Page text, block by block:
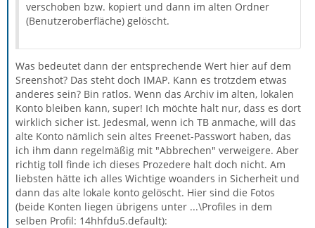
verschoben bzw. kopiert und dann im alten Ordner
(Benutzeroberfläche) gelöscht.
Was bedeutet dann der entsprechende Wert hier auf dem
Sreenshot? Das steht doch IMAP. Kann es trotzdem etwas
anderes sein? Bin ratlos. Wenn das Archiv im alten, lokalen
Konto bleiben kann, super! Ich möchte halt nur, dass es dort
wirklich sicher ist. Jedesmal, wenn ich TB anmache, will das
alte Konto nämlich sein altes Freenet-Passwort haben, das
ich ihm dann regelmäßig mit "Abbrechen" verweigere. Aber
richtig toll finde ich dieses Prozedere halt doch nicht. Am
liebsten hätte ich alles Wichtige woanders in Sicherheit und
dann das alte lokale konto gelöscht. Hier sind die Fotos
(beide Konten liegen übrigens unter ...\Profiles in dem
selben Profil: 14hhfdu5.default):